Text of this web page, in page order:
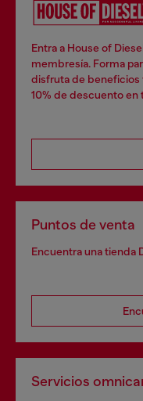
Entra a House of
membresía. Forma
disfruta de beneficios
10% de descuento en
Puntos de venta
Encuentra una tienda
Servicios